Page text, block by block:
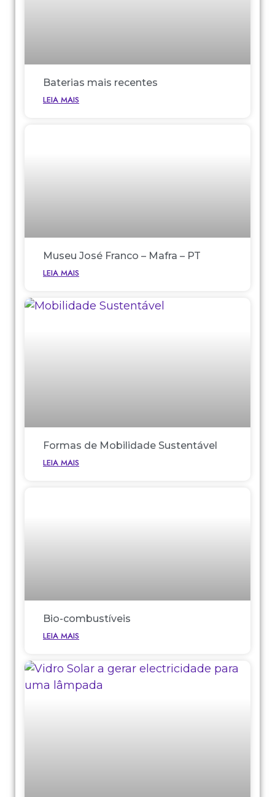
Baterias mais recentes
LEIA MAIS
Museu José Franco – Mafra – PT
LEIA MAIS
Formas de Mobilidade Sustentável
LEIA MAIS
Bio-combustíveis
LEIA MAIS